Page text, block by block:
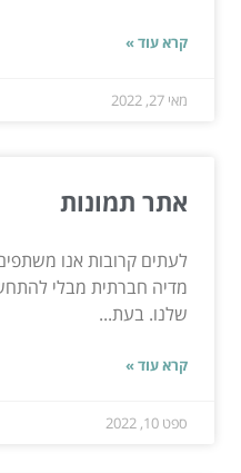
קרא עוד »
מאי 27, 2022
אתר תמונות
לעתים קרובות אנו
מדיה חברתית מבלי
שלנו. בעת...
קרא עוד »
ספט 10, 2022